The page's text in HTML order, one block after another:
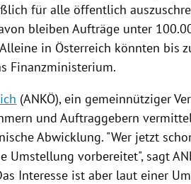
für alle öffentlich
bleiben Aufträge unter
in Österreich könnten bis
Finanzministerium.
(ANKÖ), ein gemeinnütziger
und Auftraggebern
Abwicklung. "Wer jetzt
Umstellung vorbereitet", sagt
Interesse ist aber laut einer